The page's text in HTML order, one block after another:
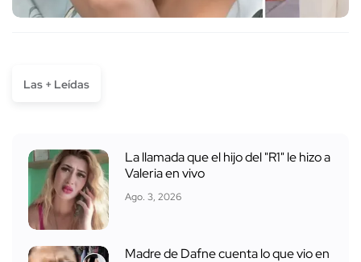
Las + Leídas
La llamada que el hijo del "R1" le hizo a
Valeria en vivo
Ago. 3, 2026
Madre de Dafne cuenta lo que vio en